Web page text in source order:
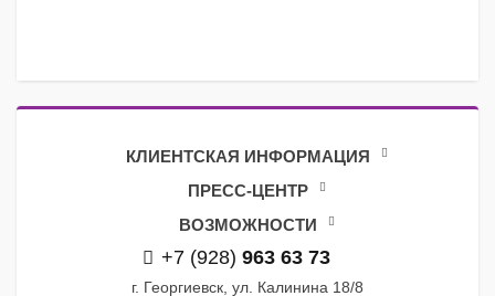
КЛИЕНТСКАЯ ИНФОРМАЦИЯ
ПРЕСС-ЦЕНТР
ВОЗМОЖНОСТИ
+7 (928) 963 63 73
г. Георгиевск, ул. Калинина 18/8